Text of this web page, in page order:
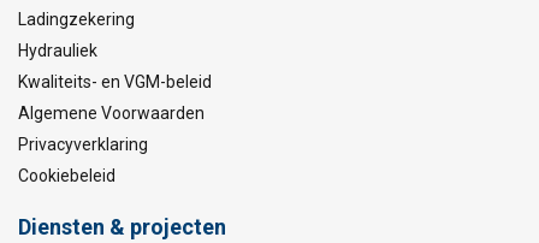
Veiligheidsfactor:
Ladingzekering
Hydrauliek
Kwaliteits- en VGM-beleid
Algemene Voorwaarden
Privacyverklaring
Cookiebeleid
Diensten & projecten